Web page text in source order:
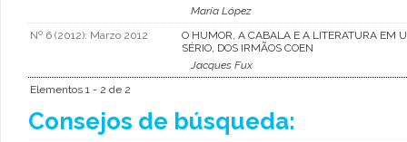
María López
Nº 6 (2012): Marzo 2012
O HUMOR, A CABALA E A LITERATURA EM
SÉRIO, DOS IRMÃOS COEN
Jacques Fux
Elementos 1 - 2 de 2
Consejos de búsqueda: